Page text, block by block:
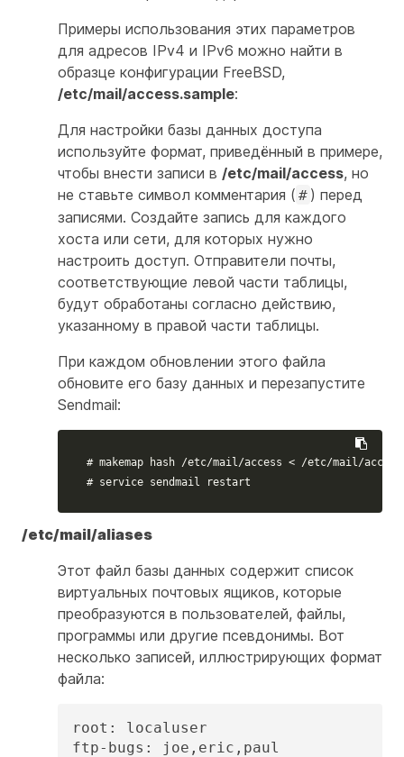
Примеры использования этих параметров
для адресов IPv4 и IPv6 можно найти в
образце конфигурации FreeBSD,
/etc/mail/access.sample:
Для настройки базы данных доступа
используйте формат, приведённый в примере,
чтобы внести записи в /etc/mail/access, но
не ставьте символ комментария ( # ) перед
записями. Создайте запись для каждого
хоста или сети, для которых нужно
настроить доступ. Отправители почты,
соответствующие левой части таблицы,
будут обработаны согласно действию,
указанному в правой части таблицы.
При каждом обновлении этого файла
обновите его базу данных и перезапустите
Sendmail:
# makemap hash /etc/mail/access < /etc/mail/access
# service sendmail restart
/etc/mail/aliases
Этот файл базы данных содержит список
виртуальных почтовых ящиков, которые
преобразуются в пользователей, файлы,
программы или другие псевдонимы. Вот
несколько записей, иллюстрирующих формат
файла:
root: localuser
ftp-bugs: joe,eric,paul